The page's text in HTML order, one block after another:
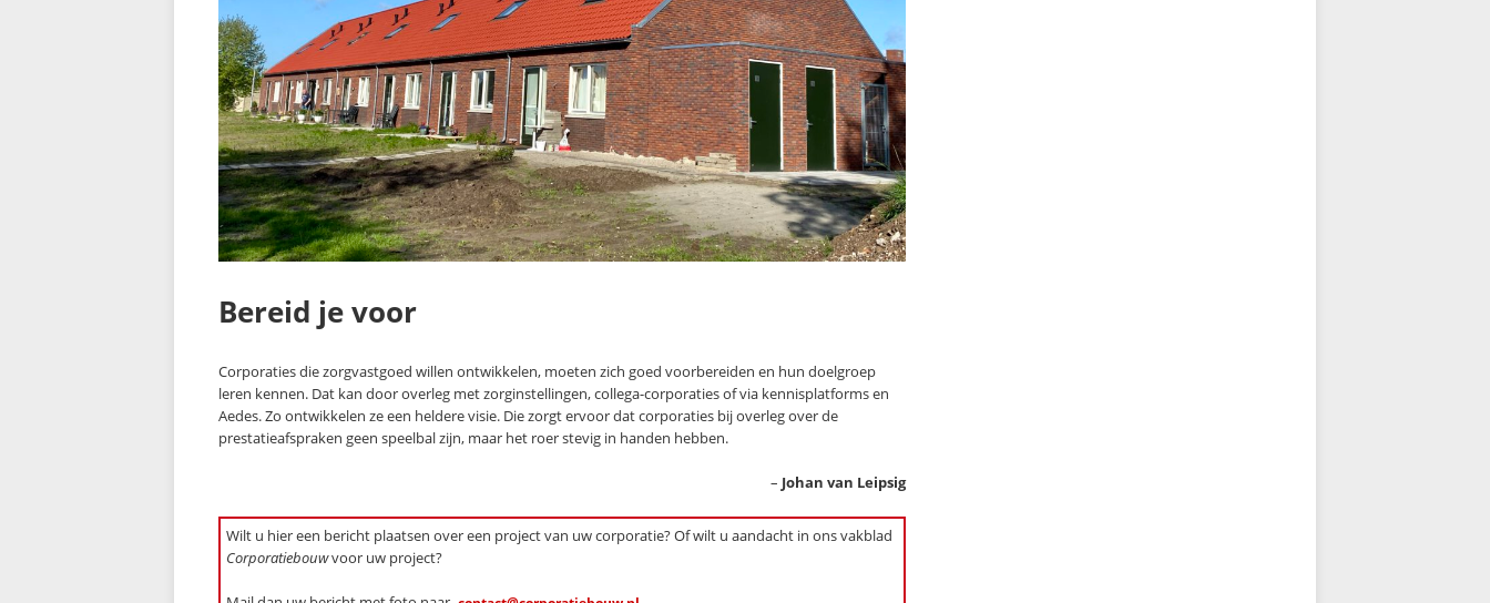
Bereid je voor
Corporaties die zorgvastgoed willen ontwikkelen, moeten zich goed voorbereiden en hun doelgroep
leren kennen. Dat kan door overleg met zorginstellingen, collega-corporaties of via kennisplatforms en
Aedes. Zo ontwikkelen ze een heldere visie. Die zorgt ervoor dat corporaties bij overleg over de
prestatieafspraken geen speelbal zijn, maar het roer stevig in handen hebben.
– Johan van Leipsig
Wilt u hier een bericht plaatsen over een project van uw corporatie? Of wilt u aandacht in ons vakblad
Corporatiebouwvoor uw project?